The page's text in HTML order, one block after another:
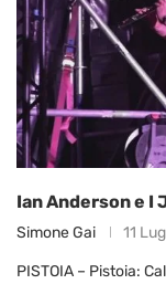
Ian Anderson e
Simone Gai 11
PISTOIA – Pistoia: